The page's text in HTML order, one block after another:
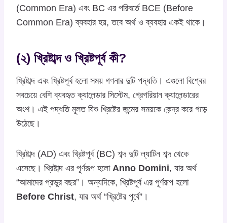
(Common Era) এবং BC এর পরিবর্তে BCE (Before
Common Era) ব্যবহার হয়, তবে অর্থ ও ব্যবহার একই থাকে।
(২) খ্রিষ্টাব্দ ও খ্রিষ্টপূর্ব কী?
খ্রিষ্টাব্দ এবং খ্রিষ্টপূর্ব হলো সময় গণনার দুটি পদ্ধতি। এগুলো বিশ্বের
সবচেয়ে বেশি ব্যবহৃত ক্যালেন্ডার সিস্টেম, গ্রেগরিয়ান ক্যালেন্ডারের
অংশ। এই পদ্ধতি মূলত যিশু খ্রিষ্টের জন্মের সময়কে কেন্দ্র করে গড়ে
উঠেছে।
খ্রিষ্টাব্দ (AD) এবং খ্রিষ্টপূর্ব (BC) শব্দ দুটি ল্যাটিন শব্দ থেকে
এসেছে। খ্রিষ্টাব্দ এর পূর্ণরূপ হলো Anno Domini, যার অর্থ
“আমাদের প্রভুর বছর”। অন্যদিকে, খ্রিষ্টপূর্ব এর পূর্ণরূপ হলো
Before Christ, যার অর্থ “খ্রিষ্টের পূর্বে”।